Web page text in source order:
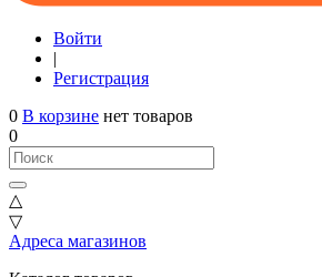
Войти
|
Регистрация
0 В корзине нет товаров
0
△
▽
Адреса магазинов